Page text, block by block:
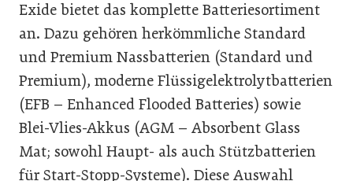
Exide bietet das komplette Batteriesortiment
an. Dazu gehören herkömmliche Standard
und Premium Nassbatterien (Standard und
Premium), moderne Flüssigelektrolytbatterien
(EFB – Enhanced Flooded Batteries) sowie
Blei-Vlies-Akkus (AGM – Absorbent Glass
Mat; sowohl Haupt- als auch Stützbatterien
für Start-Stopp-Systeme). Diese Auswahl